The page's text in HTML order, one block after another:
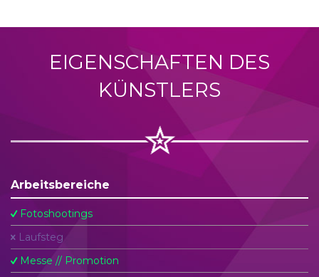
EIGENSCHAFTEN DES
KÜNSTLERS
Arbeitsbereiche
Fotoshootings
Laufsteg
Messe // Promotion